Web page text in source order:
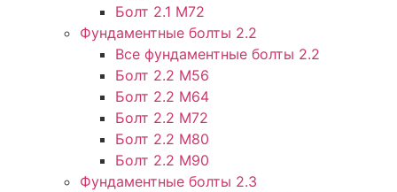
Болт 2.1 М72
Фундаментные болты 2.2
Все фундаментные болты 2.2
Болт 2.2 М56
Болт 2.2 М64
Болт 2.2 М72
Болт 2.2 М80
Болт 2.2 М90
Фундаментные болты 2.3